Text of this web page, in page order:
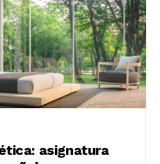
asignatura